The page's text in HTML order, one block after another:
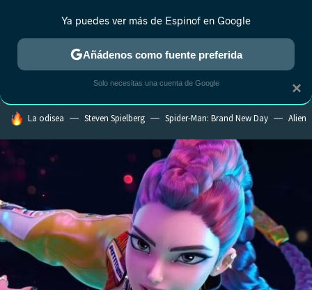
ESTRENOS REALITY ANIME RANKINGS CINE
HOY SE HABLA DE
La odisea Steven Spielberg Spider-Man: Brand New Day Alien
×
Ya puedes ver más de Espinof en Google
Añádenos como fuente preferida
Solo necesitas una cuenta de Google